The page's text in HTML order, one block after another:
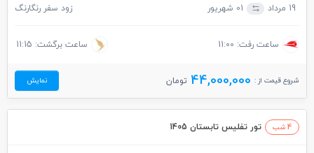
19 مرداد 01 شهریور زود سفر رنگارنگ
ساعت رفت: 11:00 ساعت برگشت: 11:15
شروع قیمت از : 44,000,000 تومان نمایش
4 شب تور تفلیس تابستان 1405